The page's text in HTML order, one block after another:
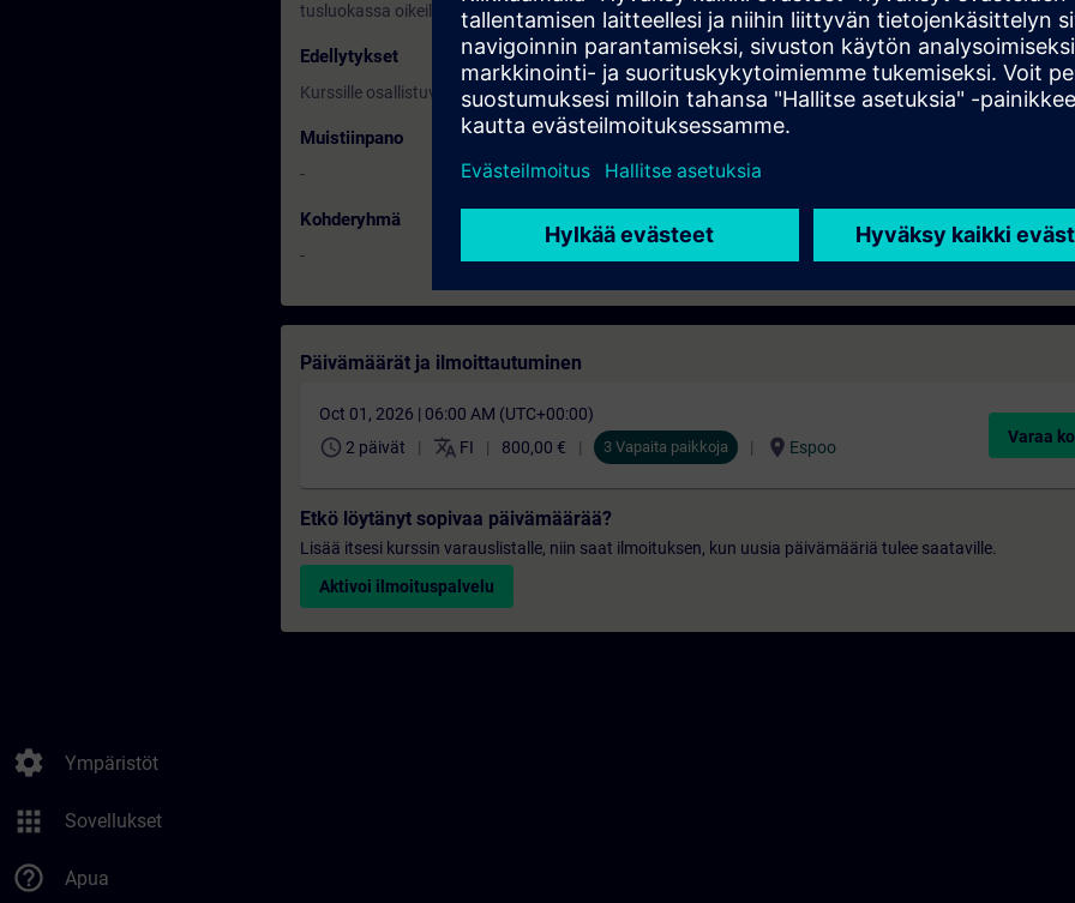
settings Ympäristöt
apps Sovellukset
help_outline Apua
tusluokassa oikeilla laitteilla.
Edellytykset
Kurssille osallistuvien tulisi hallita perustiedot Desigo CC valvomon käytöstä.
Muistiinpano
-
Kohderyhmä
-
Päivämäärät ja ilmoittautuminen
Oct 01, 2026 | 06:00 AM (UTC+00:00)
schedule 2 päivät translate FI 800,00 € 3 Vapaita paikkoja location_on Espoo
Varaa
Etkö löytänyt sopivaa päivämäärää?
Lisää itsesi kurssin varauslistalle, niin saat ilmoituksen, kun uusia päivämääriä tulee saataville.
Aktivoi ilmoituspalvelu